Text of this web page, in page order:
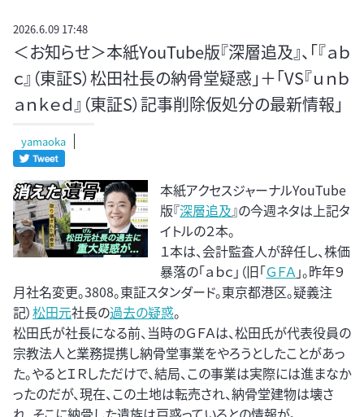
2026.6.09 17:48
＜お知らせ＞本紙YouTube版『深層追及』、「『ａｂ
ｃ』（東証S）松田社長の納骨堂疑惑」＋「VS『ｕｎｂ
ａｎｋｅｄ』（東証S）記事削除仮処分の最新情報」
yamaoka
本紙アクセスジャーナルYouTube
版『深層追及』の今週ネタは上記タ
イトルの２本。
１本は、会計監査人が辞任し、株価
暴落の「ａｂｃ」（旧「ＧＦＡ」。昨年９
月社名変更。3808。東証スタンダード。東京都港区。疑義注
記）松田元社長の過去の疑惑。
松田氏が社長になる前、当時のＧＦＡは、松田氏が代表役員の
宗教法人と業務提携し納骨堂事業をやろうとしたことがあっ
た。やるとＩＲしただけで、結局、この事業は実際には進まなか
ったのだが、現在、この土地は転売され、納骨堂建物は壊さ